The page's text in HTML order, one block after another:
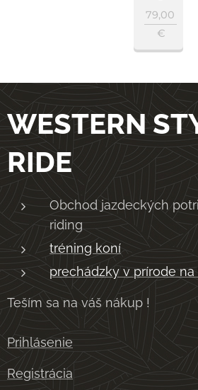
79,00
€
WESTERN
RIDE
Obchod jazdeckých
riding
tréning koní
prechádzky v prírode na
Teším sa na váš nákup !
Prihlásenie
Registrácia